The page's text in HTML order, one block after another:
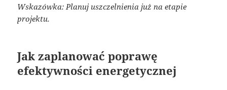
Wskazówka: Planuj uszczelnienia już na etapie
projektu.
Jak zaplanować poprawę
efektywności energetycznej